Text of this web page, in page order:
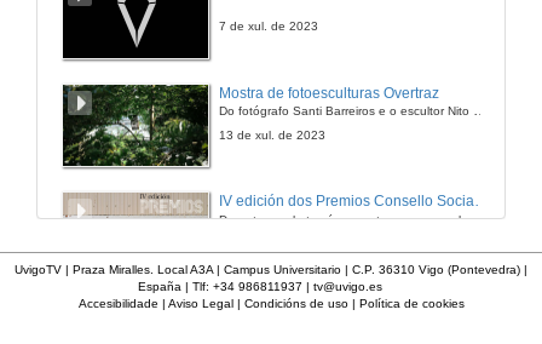
Quenda de preguntas
7 de xul. de 2023
Mostra de fotoesculturas Overtraz
Do fotógrafo Santi Barreiros e o escultor Nito Contreras.
13 de xul. de 2023
IV edición dos Premios Consello Social UVigo Humana
Durante a gala tamén se entregaron os galardóns aos mellores TFG e TFM en materia de Axenda 2030
UvigoTV | Praza Miralles. Local A3A | Campus Universitario | C.P. 36310 Vigo (Pontevedra) |
España | Tlf: +34 986811937 | tv@uvigo.es
Accesibilidade | Aviso Legal| Condicións de uso| Política de cookies